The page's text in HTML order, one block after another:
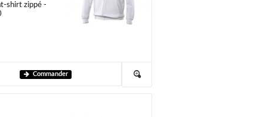
shirt zippé -
Commander